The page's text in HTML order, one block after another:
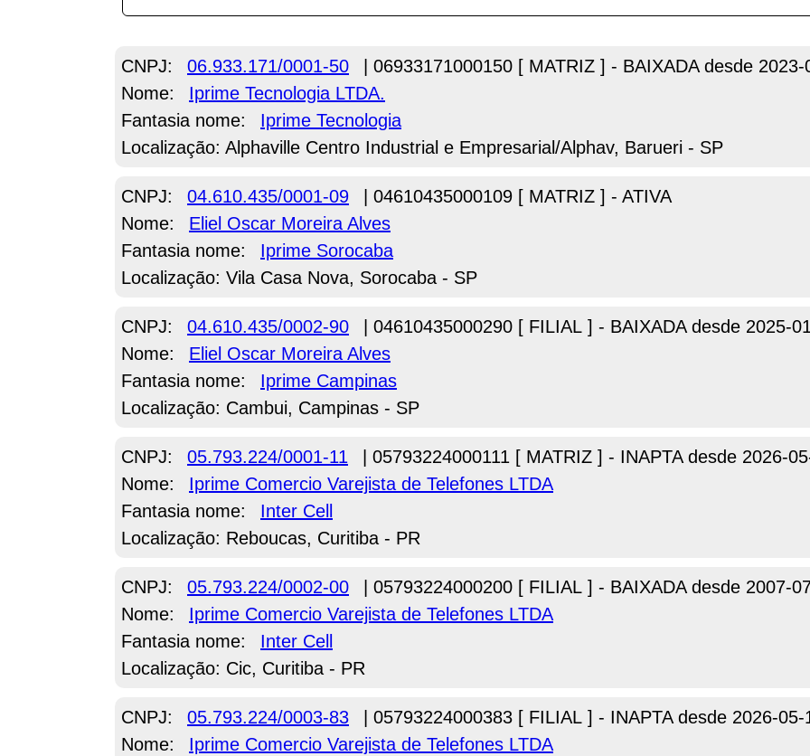
CNPJ: 06.933.171/0001-50
| 06933171000150 [ MATRIZ ] - BAIXADA desde 2023-
Nome:
Iprime Tecnologia LTDA.
Fantasia nome:
Iprime Tecnologia
Localização: Alphaville Centro Industrial e Empresarial/Alphav, Barueri - SP
CNPJ: 04.610.435/0001-09
| 04610435000109 [ MATRIZ ] - ATIVA
Nome:
Eliel Oscar Moreira Alves
Fantasia nome:
Iprime Sorocaba
Localização: Vila Casa Nova, Sorocaba - SP
CNPJ: 04.610.435/0002-90
| 04610435000290 [ FILIAL ] - BAIXADA desde 2025-
Nome:
Eliel Oscar Moreira Alves
Fantasia nome:
Iprime Campinas
Localização: Cambui, Campinas - SP
CNPJ: 05.793.224/0001-11
| 05793224000111 [ MATRIZ ] - INAPTA desde 2026-
Nome:
Iprime Comercio Varejista de Telefones LTDA
Fantasia nome:
Inter Cell
Localização: Reboucas, Curitiba - PR
CNPJ: 05.793.224/0002-00
| 05793224000200 [ FILIAL ] - BAIXADA desde 2007-
Nome:
Iprime Comercio Varejista de Telefones LTDA
Fantasia nome:
Inter Cell
Localização: Cic, Curitiba - PR
CNPJ: 05.793.224/0003-83
| 05793224000383 [ FILIAL ] - INAPTA desde 2026-05-
Nome:
Iprime Comercio Varejista de Telefones LTDA